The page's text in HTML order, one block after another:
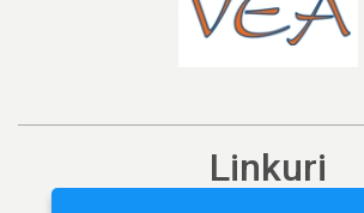
Linkuri